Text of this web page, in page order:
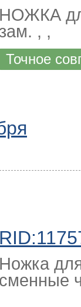
НОЖКА
зам. , ,
Точное
Ножка
сменные